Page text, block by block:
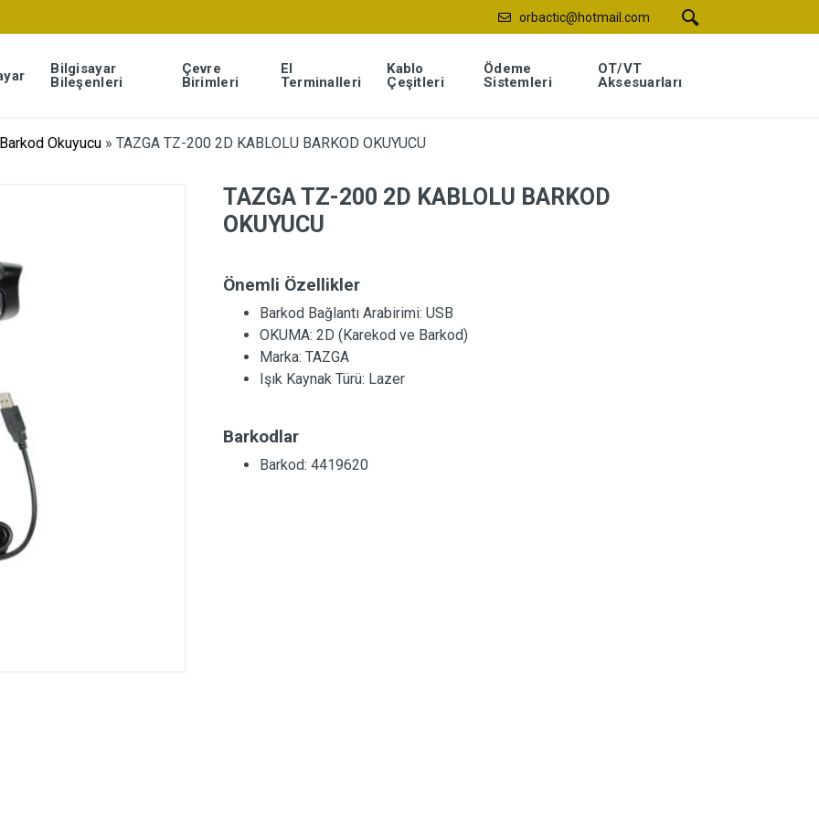
orbactic@hotmail.com
Bilgisayar
Bileşenleri
Çevre
Birimleri
El
Terminalleri
Kablo
Çeşitleri
Ödeme
Sistemleri
OT/VT
Aksesuarları
Okuyucu » TAZGA TZ-200 2D KABLOLU BARKOD OKUYUCU
TAZGA TZ-200 2D KABLOLU BARKOD
OKUYUCU
Önemli Özellikler
Barkod Bağlantı Arabirimi: USB
OKUMA: 2D (Karekod ve Barkod)
Marka: TAZGA
Işık Kaynak Türü: Lazer
Barkodlar
Barkod: 4419620